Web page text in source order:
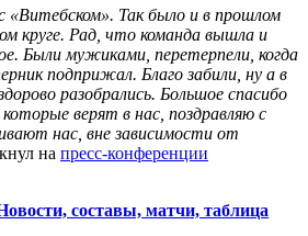
Так было и в прошлом
круге. Рад, что команда вышла и
Были мужиками, перетерпели, когда
подприжал. Благо забили, ну а в
разобрались. Большое спасибо
верят в нас, поздравляю с
нас, вне зависимости от
на пресс-конференции
составы, матчи, таблица